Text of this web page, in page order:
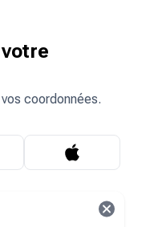
coordonnées.